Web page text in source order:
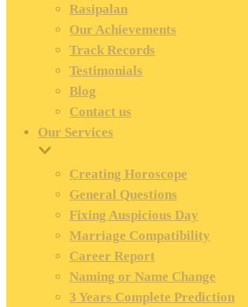
Rasipalan
Our Achievements
Track Records
Testimonials
Blog
Contact us
Our Services
Creating Horoscope
General Questions
Fixing Auspicious Day
Marriage Compatibility
Career Report
Naming or Name Change
3 Years Complete Prediction